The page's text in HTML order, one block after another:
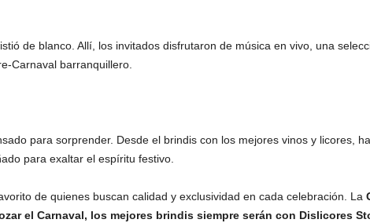
de blanco. Allí, los invitados disfrutaron de música en vivo, una
Carnaval barranquillero.
para sorprender. Desde el brindis con los mejores vinos y licores,
para exaltar el espíritu festivo.
de quienes buscan calidad y exclusividad en cada celebración. La
el Carnaval, los mejores brindis siempre serán con Dislicores